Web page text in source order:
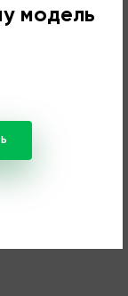
модель